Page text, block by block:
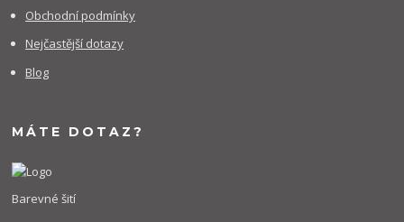
Obchodní podmínky
Nejčastější dotazy
Blog
MÁTE DOTAZ?
Barevné šití